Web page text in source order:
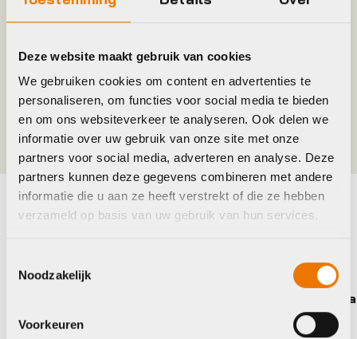
Deze website maakt gebruik van cookies
We gebruiken cookies om content en advertenties te
personaliseren, om functies voor social media te bieden
en om ons websiteverkeer te analyseren. Ook delen we
informatie over uw gebruik van onze site met onze
partners voor social media, adverteren en analyse. Deze
partners kunnen deze gegevens combineren met andere
informatie die u aan ze heeft verstrekt of die ze hebben
verzameld op basis van uw gebruik van hun services.
Noodzakelijk
Voorkeuren
Jaar
Kleur Zwart
Maak je fiets compleet